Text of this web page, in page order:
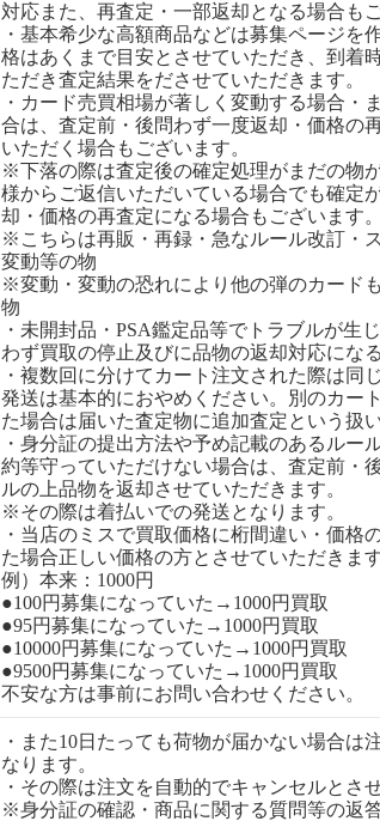
対応また、再査定・一部返却となる場合も
・基本希少な高額商品などは募集ページを
格はあくまで目安とさせていただき、到着
ただき査定結果をださせていただきます。
・カード売買相場が著しく変動する場合・
合は、査定前・後問わず一度返却・価格の
いただく場合もございます。
※下落の際は査定後の確定処理がまだの物
様からご返信いただいている場合でも確定
却・価格の再査定になる場合もございます。
※こちらは再販・再録・急なルール改訂・
変動等の物
※変動・変動の恐れにより他の弾のカード
物
・未開封品・PSA鑑定品等でトラブルが生
わず買取の停止及びに品物の返却対応にな
・複数回に分けてカート注文された際は同
発送は基本的におやめください。別のカー
た場合は届いた査定物に追加査定という扱
・身分証の提出方法や予め記載のあるルー
約等守っていただけない場合は、査定前・
ルの上品物を返却させていただきます。
※その際は着払いでの発送となります。
・当店のミスで買取価格に桁間違い・価格
た場合正しい価格の方とさせていただきます
例）本来：1000円
●100円募集になっていた→1000円買取
●95円募集になっていた→1000円買取
●10000円募集になっていた→1000円買取
●9500円募集になっていた→1000円買取
不安な方は事前にお問い合わせください。
・また10日たっても荷物が届かない場合は
なります。
・その際は注文を自動的でキャンセルとさ
※身分証の確認・商品に関する質問等の返